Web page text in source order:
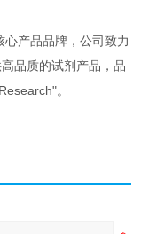
心产品品牌，公司致力
品质的试剂产品，品
。